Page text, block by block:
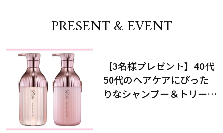
PRESENT & EVENT
【3名様プレゼント】40代
50代のヘアケアにぴった
りなシャンプー＆トリート